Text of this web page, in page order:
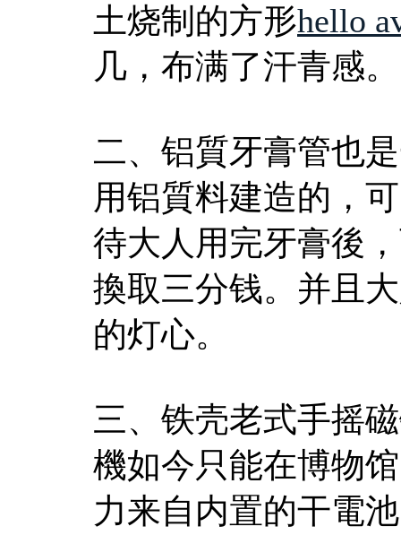
土烧制的方形hello
几，布满了汗青感。
二、铝質牙膏管也
用铝質料建造的，
待大人用完牙膏後
換取三分钱。并且
的灯心。
三、铁壳老式手摇
機如今只能在博物
力来自内置的干電